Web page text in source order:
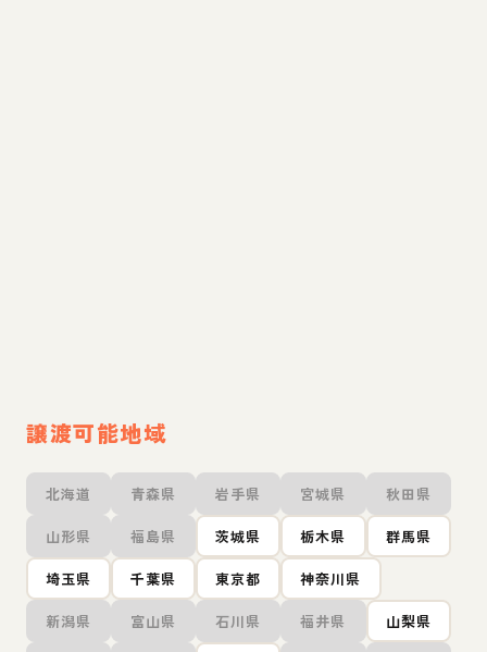
譲渡可能地域
北海道 青森県 岩手県 宮城県 秋田県
山形県 福島県 茨城県 栃木県 群馬県
埼玉県 千葉県 東京都 神奈川県
新潟県 富山県 石川県 福井県 山梨県